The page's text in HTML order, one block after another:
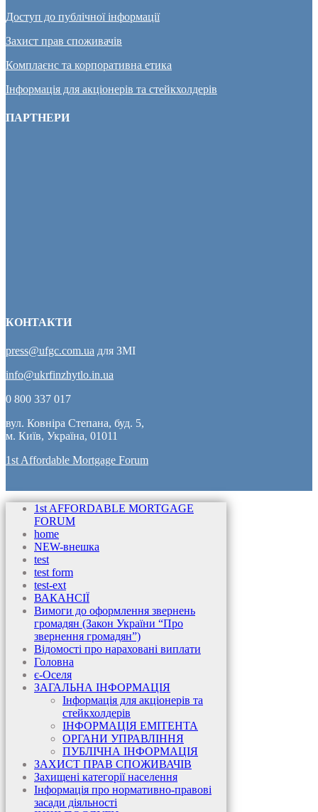
Доступ до публічної інформації
Захист прав споживачів
Комплаєнс та корпоративна етика
Інформація для акціонерів та стейкхолдерів
ПАРТНЕРИ
КОНТАКТИ
press@ufgc.com.ua для ЗМІ
info@ukrfinzhytlo.in.ua
0 800 337 017
вул. Ковніра Степана, буд. 5,
м. Київ, Україна, 01011
1st Affordable Mortgage Forum
1st AFFORDABLE MORTGAGE
FORUM
home
NEW-внешка
test
test form
test-ext
ВАКАНСІЇ
Вимоги до оформлення звернень
громадян (Закон України “Про
звернення громадян”)
Відомості про нараховані виплати
Головна
є-Оселя
ЗАГАЛЬНА ІНФОРМАЦІЯ
Інформація для акціонерів та
стейкхолдерів
ІНФОРМАЦІЯ ЕМІТЕНТА
ОРГАНИ УПРАВЛІННЯ
ПУБЛІЧНА ІНФОРМАЦІЯ
ЗАХИСТ ПРАВ СПОЖИВАЧІВ
Захищені категорії населення
Інформація про нормативно-правові
засади діяльності